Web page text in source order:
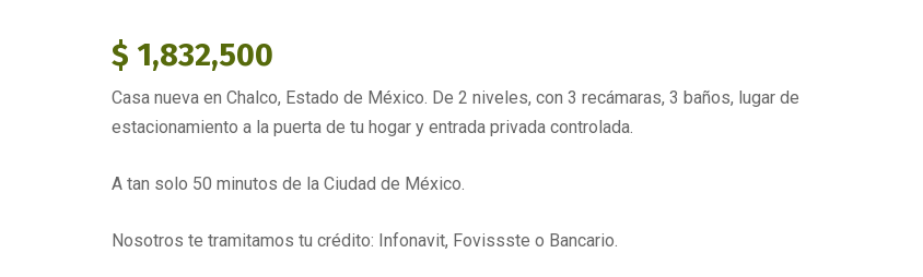
$ 1,832,500
Casa nueva en Chalco, Estado de México. De 2 niveles, con 3 recámaras, 3 baños, lugar de
estacionamiento a la puerta de tu hogar y entrada privada controlada.
A tan solo 50 minutos de la Ciudad de México.
Nosotros te tramitamos tu crédito: Infonavit, Fovissste o Bancario.